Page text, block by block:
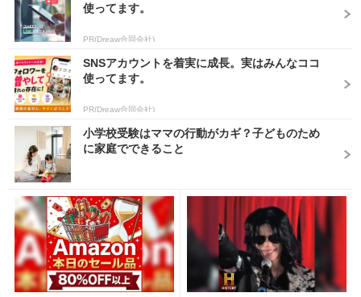
使ってます。
PR(Dreaw合同会社)
SNSアカウントを着実に成長。実はみんなココ
使ってます。
PR(Dreaw合同会社)
小学校受験はママの行動がカギ？子どものため
に家庭でできること